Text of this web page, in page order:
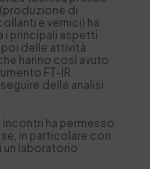
di
e vernici) ha
i principali aspetti
delle attività
hanno così avuto
FT-IR
delle analisi
incontri ha permesso
in particolare con
un laboratorio